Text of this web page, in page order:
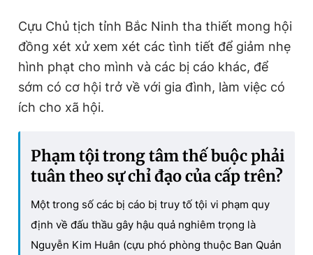
Cựu Chủ tịch tỉnh Bắc Ninh tha thiết mong hội
đồng xét xử xem xét các tình tiết để giảm nhẹ
hình phạt cho mình và các bị cáo khác, để
sớm có cơ hội trở về với gia đình, làm việc có
ích cho xã hội.
Phạm tội trong tâm thế buộc phải
tuân theo sự chỉ đạo của cấp trên?
Một trong số các bị cáo bị truy tố tội vi phạm quy
định về đấu thầu gây hậu quả nghiêm trọng là
Nguyễn Kim Huân (cựu phó phòng thuộc Ban Quản